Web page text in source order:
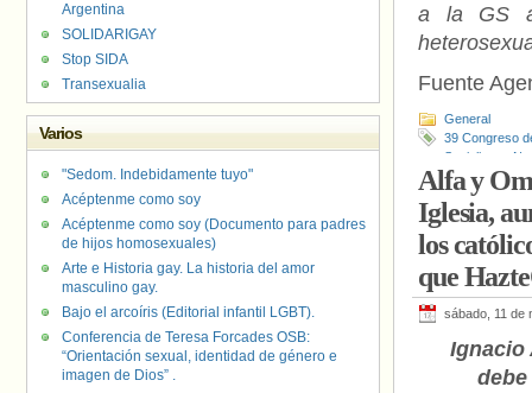
a la GS
Fuente
General
39 Congreso
Socialistas
Alfa y
Iglesia,
los
que
sábado, 11 de
Ignacio
Argentina
SOLIDARIGAY
Stop SIDA
Transexualia
Varios
"Sedom. Indebidamente tuyo"
Acéptenme como soy
Acéptenme como soy (Documento para padres
de hijos homosexuales)
Arte e Historia gay. La historia del amor
masculino gay.
Bajo el arcoíris (Editorial infantil LGBT).
Conferencia de Teresa Forcades OSB:
“Orientación sexual, identidad de género e
imagen de Dios” .